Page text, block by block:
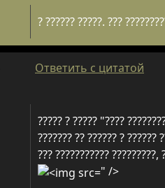
? ?????? ?????. ???
Ответить с цитатой
????? ? ????? "????
??????? ?? ?????? ? ??????
??? ??????????? ?????????,
" />